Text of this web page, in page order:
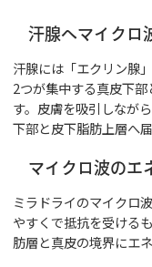
汗腺へマイクロ
汗腺には「エクリン腺
2つが集中する真皮下
す。皮膚を吸引しなが
下部と皮下脂肪上層へ届
マイクロ波のエ
ミラドライのマイクロ
やすくで抵抗を受ける
肪層と真皮の境界にエ